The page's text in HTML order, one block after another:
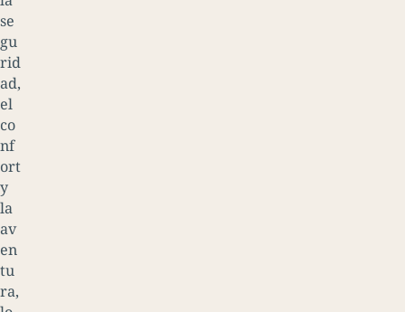
se
gu
rid
ad,
el
co
nf
ort
y
la
av
en
tu
ra,